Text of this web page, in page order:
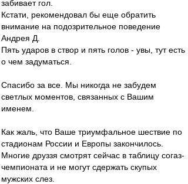
забивает гол.
Кстати, рекомендовал бы еще обратить
внимание на подозрительное поведение
Андрея Д.
Пять ударов в створ и пять голов - увы, тут есть
о чем задуматься.
Спасибо за все. Мы никогда не забудем
светлых моментов, связанных с Вашим
именем.
Как жаль, что Ваше триумфальное шествие по
стадионам России и Европы закончилось.
Многие друззя смотрят сейчас в таблицу согаз-
чемпионата и не могут сдержать скупых
мужских слез.